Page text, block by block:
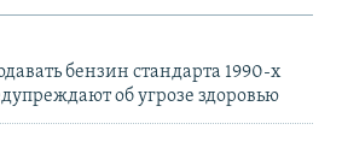
бензин стандарта 1990-х
об угрозе здоровью